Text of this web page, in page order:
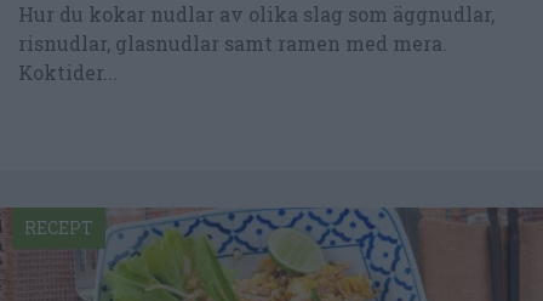
Hur du kokar nudlar av olika slag som äggnudlar,
risnudlar, glasnudlar samt ramen med mera.
Koktider...
RECEPT